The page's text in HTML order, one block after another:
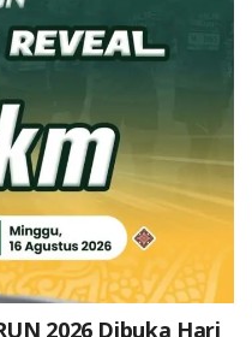
2026 Dibuka Hari